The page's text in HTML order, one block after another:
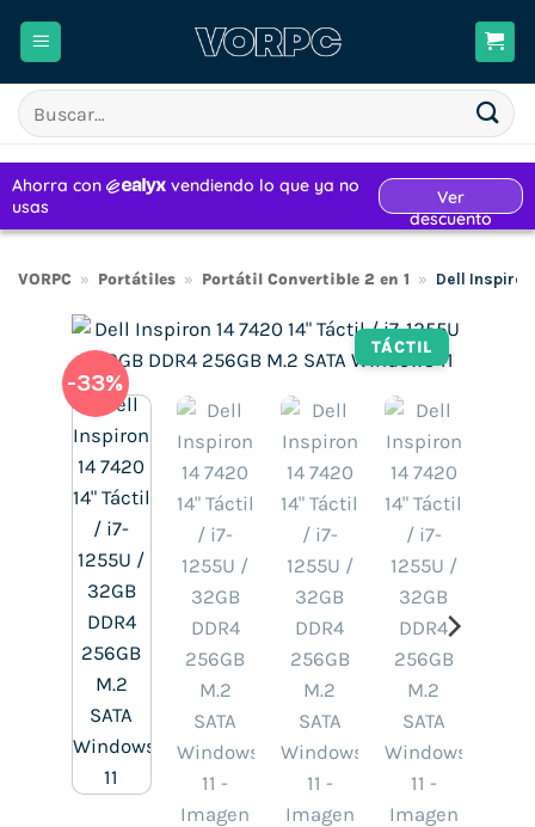
Buscar
por:
VORPC » Portátiles » Portátil Convertible 2 en 1 » Dell Inspiron
TÁCTIL
-33%